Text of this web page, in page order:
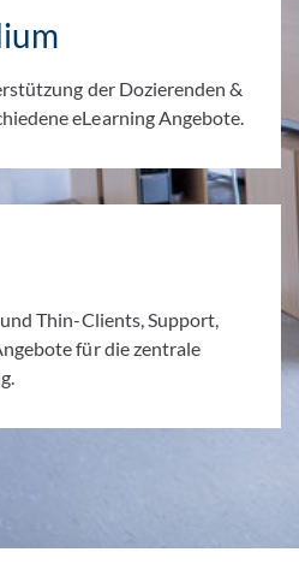
der Dozierenden &
eLearning Angebote.
Thin-Clients, Support,
für die zentrale